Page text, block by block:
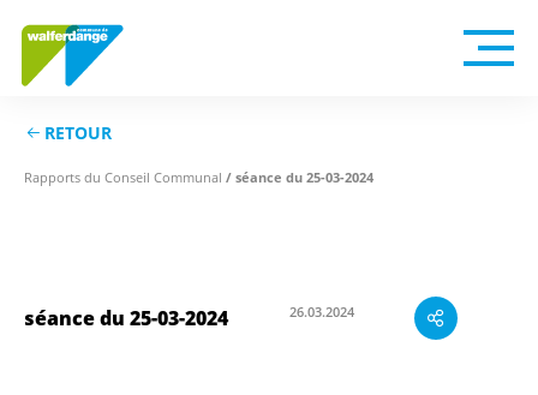
RETOUR
Rapports du Conseil Communal / séance du 25-03-2024
séance du 25-03-2024 26.03.2024